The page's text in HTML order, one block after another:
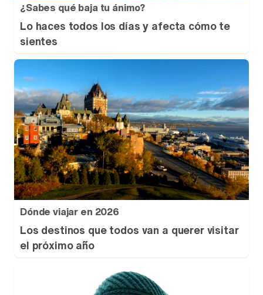
¿Sabes qué baja tu ánimo?
Lo haces todos los días y afecta cómo te
sientes
Dónde viajar en 2026
Los destinos que todos van a querer visitar
el próximo año